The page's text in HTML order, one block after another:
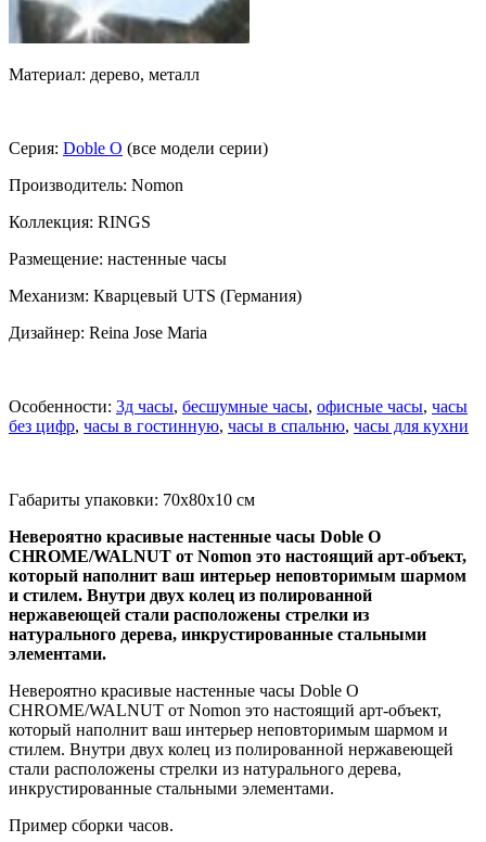
Материал: дерево, металл
Серия: Doble O (все модели серии)
Производитель: Nomon
Коллекция: RINGS
Размещение: настенные часы
Механизм: Кварцевый UTS (Германия)
Дизайнер: Reina Jose Maria
Особенности: 3д часы, бесшумные часы, офисные часы, часы
без цифр, часы в гостинную, часы в спальню, часы для кухни
Габариты упаковки: 70x80x10 см
Невероятно красивые настенные часы Doble O
CHROME/WALNUT от Nomon это настоящий арт-объект,
который наполнит ваш интерьер неповторимым шармом
и стилем. Внутри двух колец из полированной
нержавеющей стали расположены стрелки из
натурального дерева, инкрустированные стальными
элементами.
Невероятно красивые настенные часы Doble O
CHROME/WALNUT от Nomon это настоящий арт-объект,
который наполнит ваш интерьер неповторимым шармом и
стилем. Внутри двух колец из полированной нержавеющей
стали расположены стрелки из натурального дерева,
инкрустированные стальными элементами.
Пример сборки часов.